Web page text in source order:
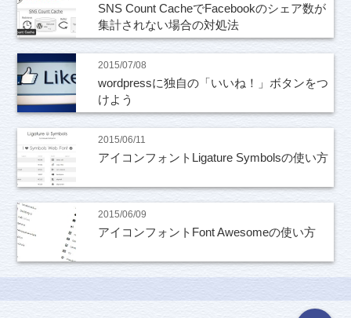
SNS Count CacheでFacebookのシェア数が
集計されない場合の対処法
2015/07/08
wordpressに独自の「いいね！」ボタンをつ
けよう
2015/06/11
アイコンフォントLigature Symbolsの使い方
2015/06/09
アイコンフォントFont Awesomeの使い方